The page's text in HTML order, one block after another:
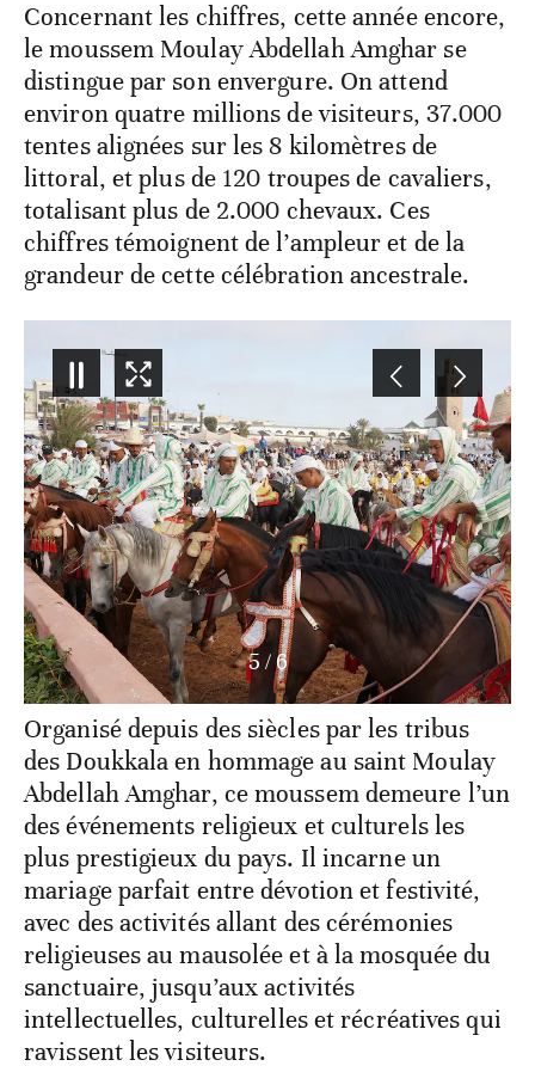
Concernant les chiffres, cette année encore,
le moussem Moulay Abdellah Amghar se
distingue par son envergure. On attend
environ quatre millions de visiteurs, 37.000
tentes alignées sur les 8 kilomètres de
littoral, et plus de 120 troupes de cavaliers,
totalisant plus de 2.000 chevaux. Ces
chiffres témoignent de l’ampleur et de la
grandeur de cette célébration ancestrale.
5 /6
Organisé depuis des siècles par les tribus
des Doukkala en hommage au saint Moulay
Abdellah Amghar, ce moussem demeure l’un
des événements religieux et culturels les
plus prestigieux du pays. Il incarne un
mariage parfait entre dévotion et festivité,
avec des activités allant des cérémonies
religieuses au mausolée et à la mosquée du
sanctuaire, jusqu’aux activités
intellectuelles, culturelles et récréatives qui
ravissent les visiteurs.